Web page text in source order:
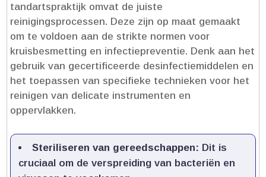
tandartspraktijk omvat de juiste
reinigingsprocessen.​ Deze zijn op maat gemaakt
om te voldoen aan de strikte normen voor
kruisbesmetting en infectiepreventie.​ Denk aan het
gebruik van gecertificeerde desinfectiemiddelen en
het toepassen van specifieke technieken voor het
reinigen van delicate instrumenten en
oppervlakken.​
Steriliseren van gereedschappen: Dit is
cruciaal om de verspreiding van bacteriën en